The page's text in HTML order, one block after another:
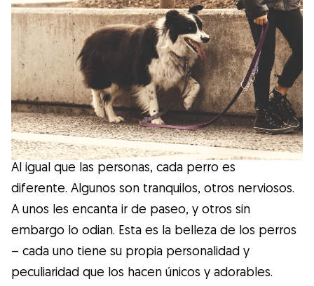
Salud
Accesorios
Educación Canina
Más contenido
Razas
Buscar cuidadores
Al igual que las personas, cada perro es
diferente. Algunos son tranquilos, otros nerviosos.
A unos les encanta ir de paseo, y otros sin
embargo lo odian. Esta es la belleza de los perros
– cada uno tiene su propia personalidad y
peculiaridad que los hacen únicos y adorables.